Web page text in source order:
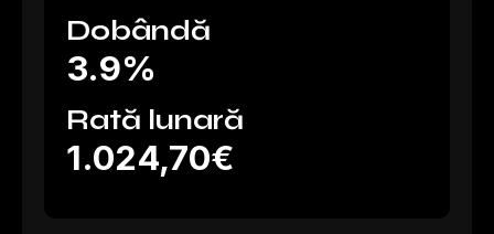
Dobândă
3.9%
Rată lunară
1.024,70€